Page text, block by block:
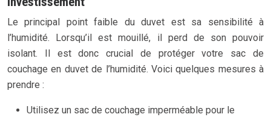
Le principal point faible du duvet est sa sensibilité à
l’humidité. Lorsqu’il est mouillé, il perd de son pouvoir
isolant. Il est donc crucial de protéger votre sac de
couchage en duvet de l’humidité. Voici quelques mesures à
prendre :
Utilisez un sac de couchage imperméable pour le